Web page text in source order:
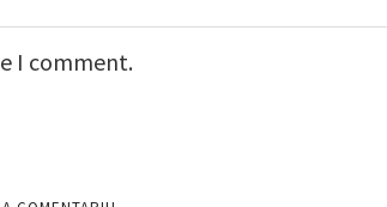
I comment.